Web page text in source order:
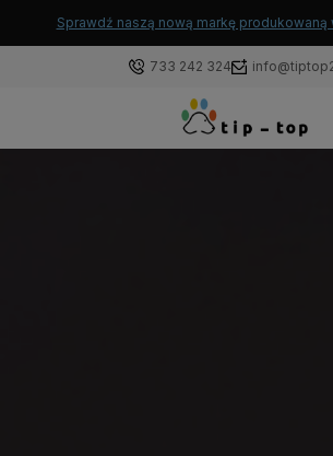
Sprawdź naszą nową markę produkowaną
733 242 324